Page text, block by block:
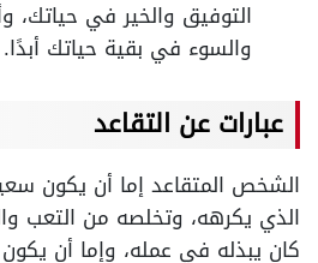
التوفيق والخير في حياتك،
والسوء في بقية حياتك أبدًا.
عبارات عن التقاعد
الشخص المتقاعد إما أن يكون
الذي يكرهه، وتخلصه من التعب
كان يبذله في عمله، وإما أن يكون